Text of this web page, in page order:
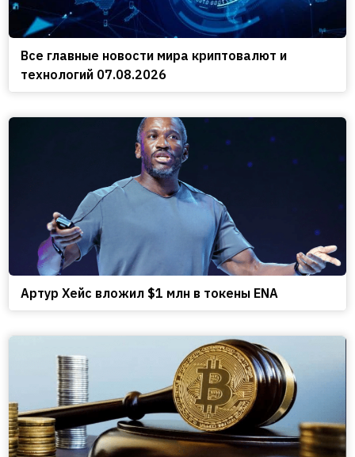
Все главные новости мира криптовалют и
технологий 07.08.2026
Артур Хейс вложил $1 млн в токены ENA